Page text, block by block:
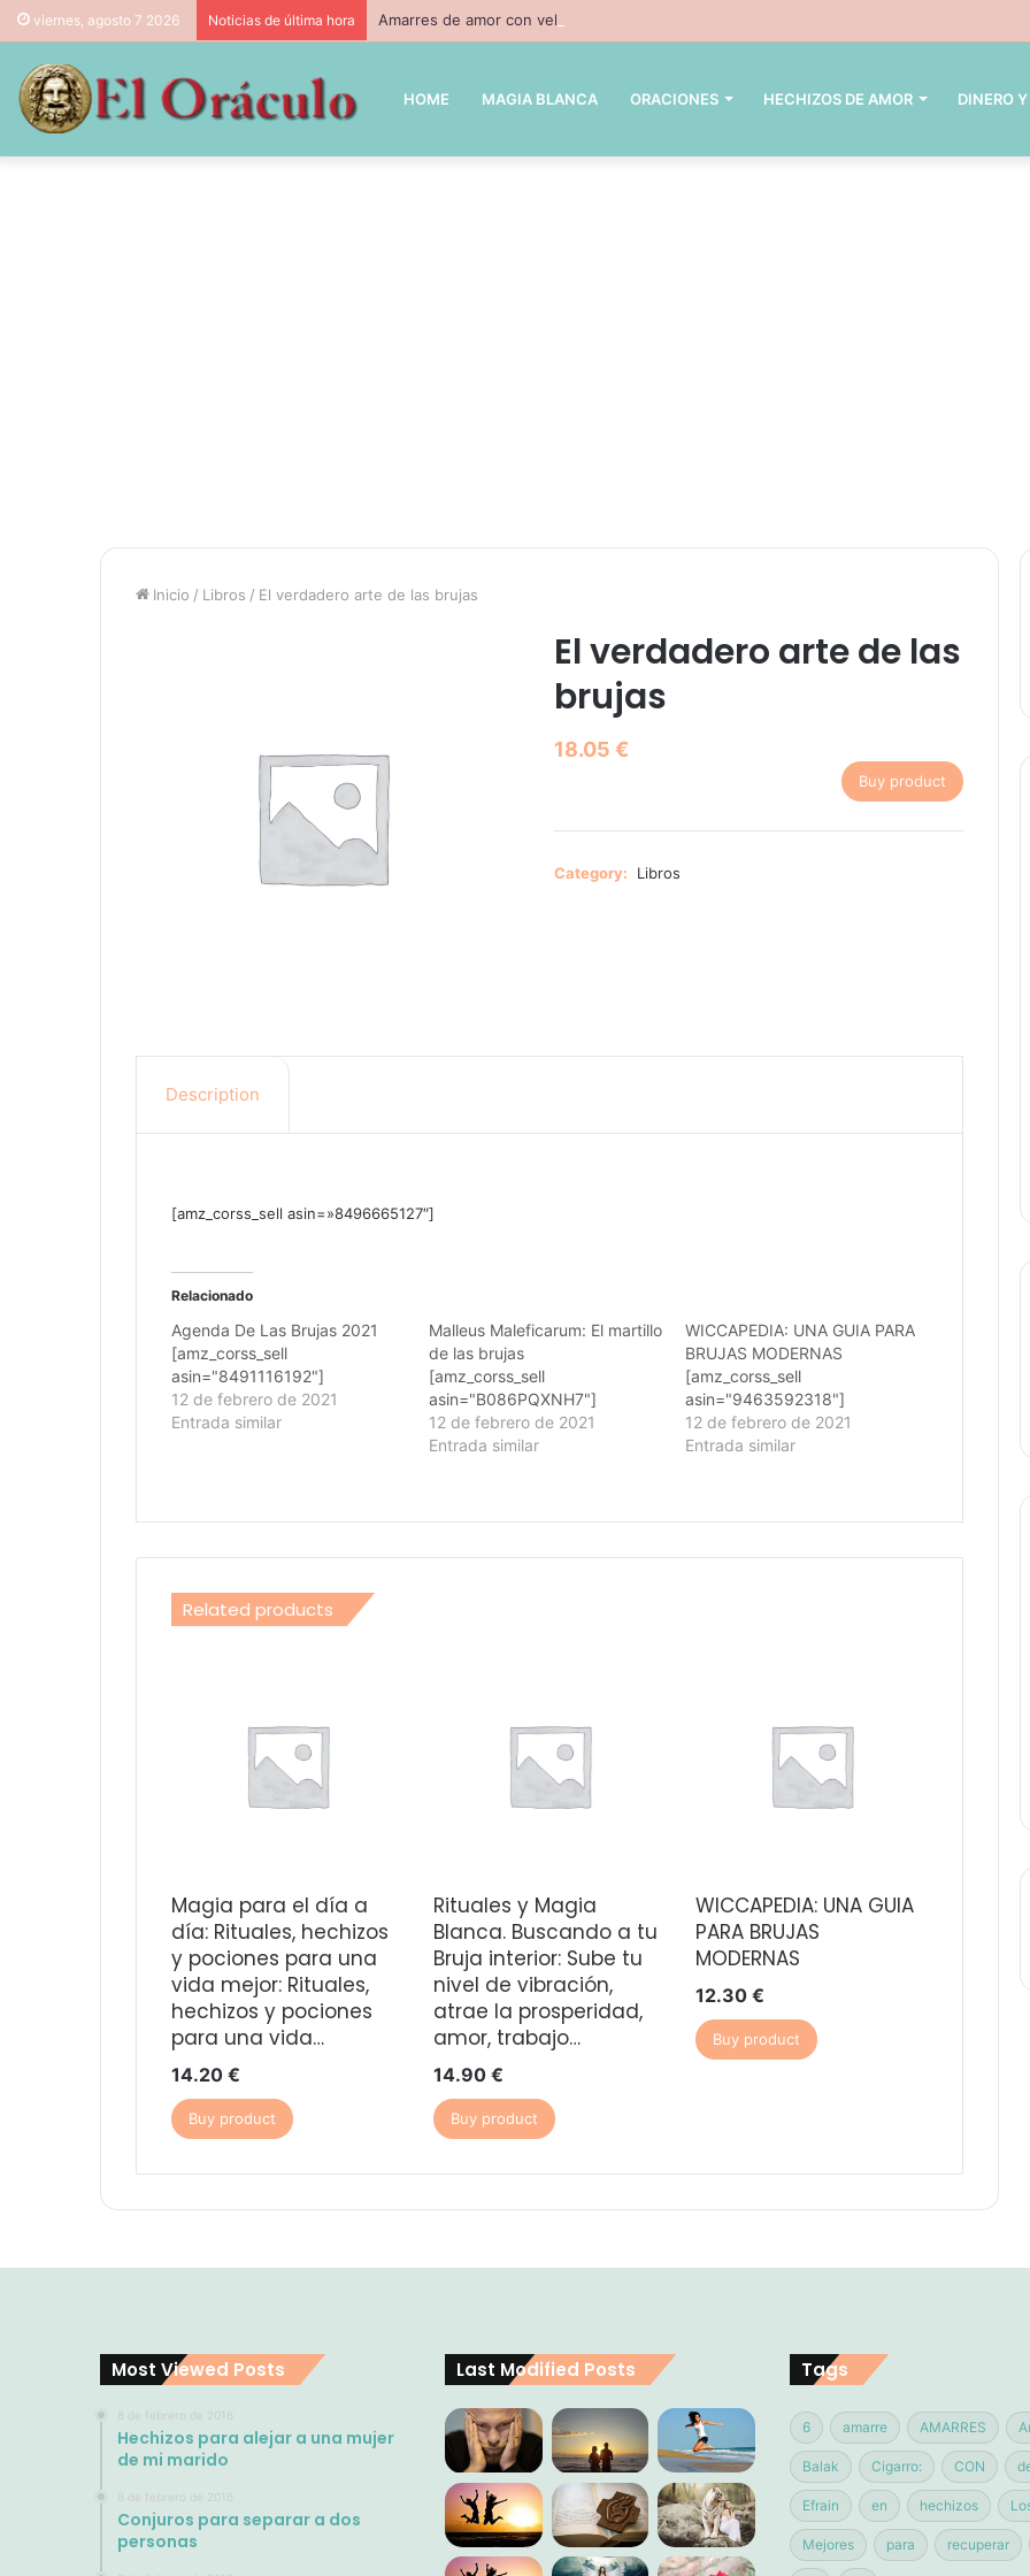
viernes, agosto 7 2026 Noticias de última hora Amarres de amor con velas – 3 hechizos con velas inpresindibles con magia negra
HOME MAGIA BLANCA ORACIONES HECHIZOS DE AMOR DINERO
Inicio / Libros / El verdadero arte de las brujas
El verdadero arte de las
brujas
18.05 €
Buy product
Category: Libros
Description
[amz_corss_sell asin=»8496665127″]
Relacionado
Agenda De Las Brujas 2021
[amz_corss_sell
asin="8491116192"]
12 de febrero de 2021
Entrada similar
Malleus Maleficarum: El martillo
de las brujas
[amz_corss_sell
asin="B086PQXNH7"]
12 de febrero de 2021
Entrada similar
WICCAPEDIA: UNA GUIA PARA
BRUJAS MODERNAS
[amz_corss_sell
asin="9463592318"]
12 de febrero de 2021
Entrada similar
Related products
Magia para el día a
día: Rituales, hechizos
y pociones para una
vida mejor: Rituales,
hechizos y pociones
para una vida…
14.20 €
Buy product
Rituales y Magia
Blanca. Buscando a tu
Bruja interior: Sube tu
nivel de vibración,
atrae la prosperidad,
amor, trabajo…
14.90 €
Buy product
WICCAPEDIA: UNA GUIA
PARA BRUJAS
MODERNAS
12.30 €
Buy product
Most Viewed Posts
8 de febrero de 2016
Hechizos para alejar a una mujer
de mi marido
8 de febrero de 2016
Conjuros para separar a dos
personas
Last Modified Posts Tags
6 amarre AMARRES
Balak Cigarro: CON
Efrain en hechizos
Mejores para recuperar